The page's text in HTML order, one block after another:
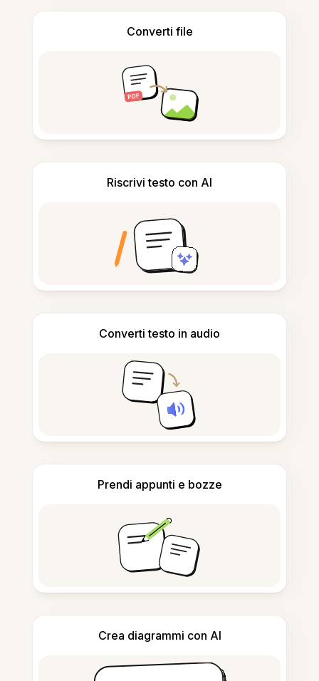
Converti file
Riscrivi testo con AI
Converti testo in audio
Prendi appunti e bozze
Crea diagrammi con AI